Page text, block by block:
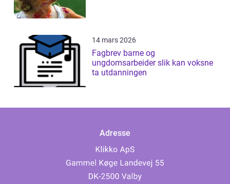
14 mars 2026
Fagbrev barne og
ungdomsarbeider slik kan voksne
ta utdanningen
Adresse